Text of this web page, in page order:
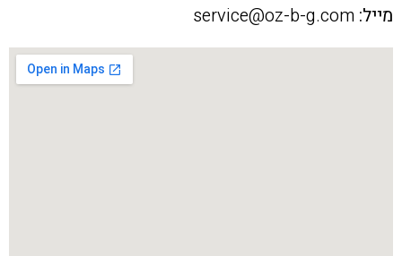
מייל: service@oz-b-g.com